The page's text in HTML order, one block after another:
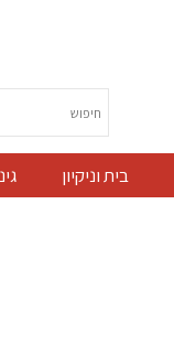
בית וניקיון